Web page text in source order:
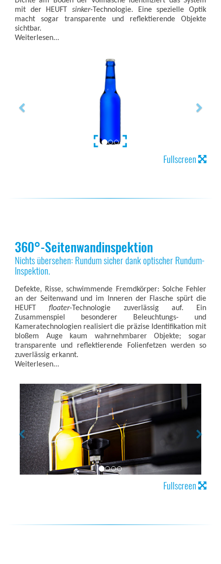
mit der HEUFT sinker-Technologie. Eine spezielle Optik
macht sogar transparente und reflektierende Objekte
sichtbar.
Weiterlesen...
Fullscreen
360°-Seitenwandinspektion
Nichts übersehen: Rundum sicher dank optischer Rundum-
Inspektion.
Defekte, Risse, schwimmende Fremdkörper: Solche Fehler
an der Seitenwand und im Inneren der Flasche spürt die
HEUFTfloater-Technologie zuverlässig auf. Ein
Zusammenspiel besonderer Beleuchtungs- und
Kameratechnologien realisiert die präzise Identifikation mit
bloßem Auge kaum wahrnehmbarer Objekte; sogar
transparente und reflektierende Folienfetzen werden so
zuverlässig erkannt.
Weiterlesen...
Fullscreen